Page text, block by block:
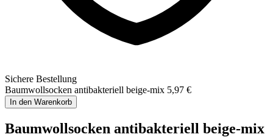
Sichere Bestellung
Baumwollsocken antibakteriell beige-mix 5,97 €
In den Warenkorb
Baumwollsocken antibakteriell beige-mix